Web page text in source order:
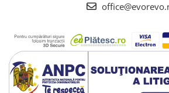
Cantare
Glucometre
Ingrijire personala